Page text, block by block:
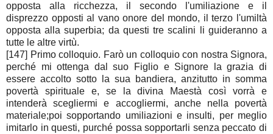
opposta alla ricchezza, il secondo l'umiliazione e il
disprezzo opposti al vano onore del mondo, il terzo l'umiltà
opposta alla superbia; da questi tre scalini li guideranno a
tutte le altre virtù.
[147] Primo colloquio. Farò un colloquio con nostra Signora,
perché mi ottenga dal suo Figlio e Signore la grazia di
essere accolto sotto la sua bandiera, anzitutto in somma
povertà spirituale e, se la divina Maestà così vorrà e
intenderà scegliermi e accogliermi, anche nella povertà
materiale;poi sopportando umiliazioni e insulti, per meglio
imitarlo in questi, purché possa sopportarli senza peccato di